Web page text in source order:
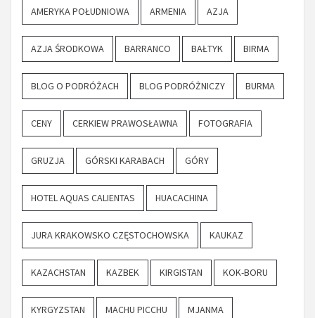
AMERYKA POŁUDNIOWA ARMENIA AZJA
AZJA ŚRODKOWA BARRANCO BAŁTYK BIRMA
BLOG O PODRÓŻACH BLOG PODRÓŻNICZY BURMA
CENY CERKIEW PRAWOSŁAWNA FOTOGRAFIA
GRUZJA GÓRSKI KARABACH GÓRY
HOTEL AQUAS CALIENTAS HUACACHINA
JURA KRAKOWSKO CZĘSTOCHOWSKA KAUKAZ
KAZACHSTAN KAZBEK KIRGISTAN KOK-BORU
KYRGYZSTAN MACHU PICCHU MJANMA